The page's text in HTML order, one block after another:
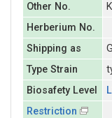
Other No.
Herberium No.
Shipping as
Type Strain
Biosafety Level
Restriction